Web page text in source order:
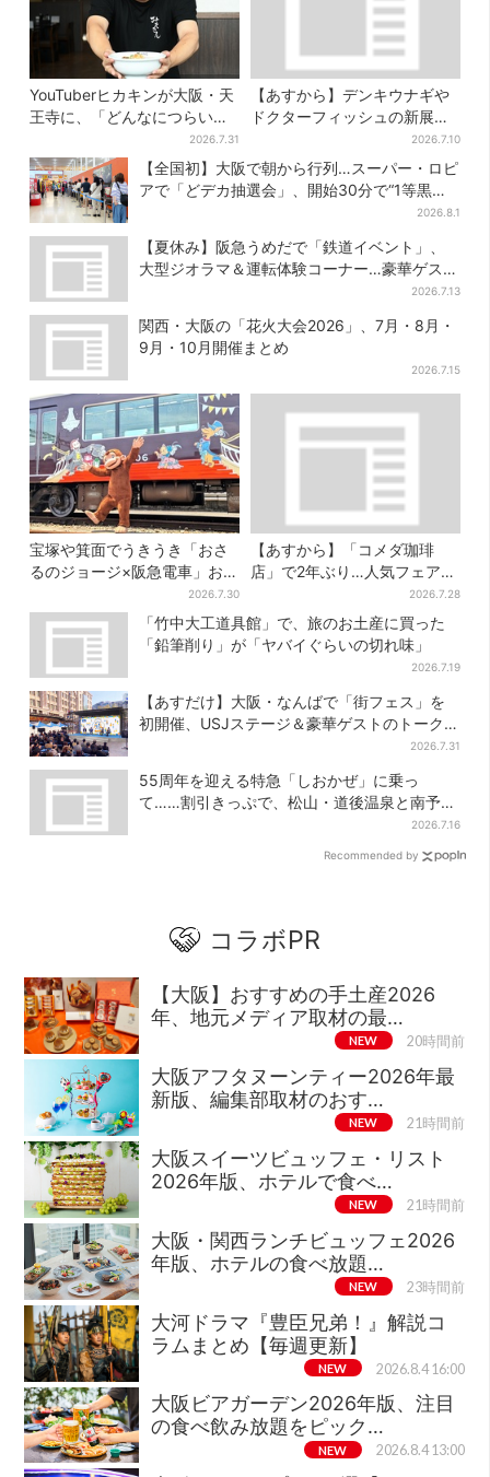
YouTuberヒカキンが大阪・天
王寺に、「どんなにつらい時
でも…」ラーメン愛＆兄セイ
キンとの思い出を語る
2026.7.31
【あすから】デンキウナギや
ドクターフィッシュの新展示
スタート、神戸の都市型水族
館が5周年
2026.7.10
【全国初】大阪で朝から行列…スーパー・ロピ
アで「どデカ抽選会」、開始30分で“1等黒毛
2026.8.1
【夏休み】阪急うめだで「鉄道イベント」、
大型ジオラマ＆運転体験コーナー…豪華ゲスト
2026.7.13
関西・大阪の「花火大会2026」、7月・8月・
9月・10月開催まとめ
2026.7.15
宝塚や箕面でうきうき「おさ
るのジョージ×阪急電車」お披
露目！マルーンの制服で神
戸・宝塚・京都各線に添乗
2026.7.30
【あすから】「コメダ珈琲
店」で2年ぶり…人気フェアが
復活！“ハワイ旅行が当た
る”キャンペーンも
2026.7.28
「竹中大工道具館」で、旅のお土産に買った
「鉛筆削り」が「ヤバイぐらいの切れ味」
2026.7.19
【あすだけ】大阪・なんばで「街フェス」を
初開催、USJステージ＆豪華ゲストのトークシ
2026.7.31
55周年を迎える特急「しおかぜ」に乗っ
て……割引きっぷで、松山・道後温泉と南予を
2026.7.16
Recommended by
コラボPR
【大阪】おすすめの手土産2026
年、地元メディア取材の最…
NEW 20時間前
大阪アフタヌーンティー2026年最
新版、編集部取材のおす…
NEW 21時間前
大阪スイーツビュッフェ・リスト
2026年版、ホテルで食べ…
NEW 21時間前
大阪・関西ランチビュッフェ2026
年版、ホテルの食べ放題…
NEW 23時間前
大河ドラマ『豊臣兄弟！』解説コ
ラムまとめ【毎週更新】
NEW 2026.8.4 16:00
大阪ビアガーデン2026年版、注目
の食べ飲み放題をピック…
NEW 2026.8.4 13:00